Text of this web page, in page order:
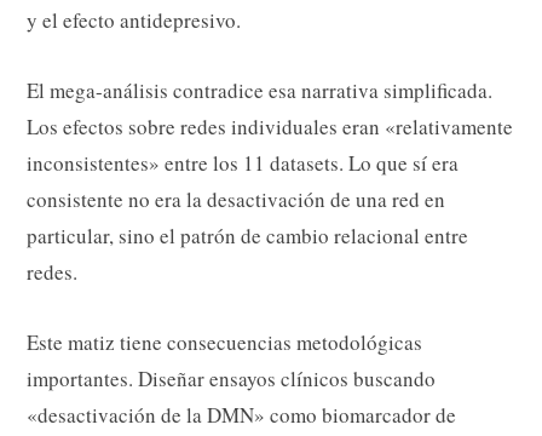
y el efecto antidepresivo.
El mega-análisis contradice esa narrativa simplificada.
Los efectos sobre redes individuales eran «relativamente
inconsistentes» entre los 11 datasets. Lo que sí era
consistente no era la desactivación de una red en
particular, sino el patrón de cambio relacional entre
redes.
Este matiz tiene consecuencias metodológicas
importantes. Diseñar ensayos clínicos buscando
«desactivación de la DMN» como biomarcador de